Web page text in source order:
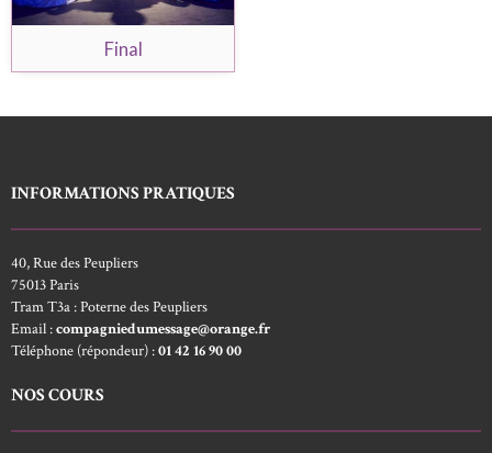
Final
INFORMATIONS PRATIQUES
40, Rue des Peupliers
75013 Paris
Tram T3a : Poterne des Peupliers
Email :compagniedumessage@orange.fr
Téléphone (répondeur) :01 42 16 90 00
NOS COURS